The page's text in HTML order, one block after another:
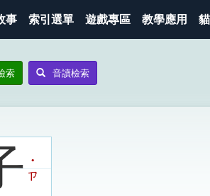
事 索引選單 遊戲專區 教學應用
索 音讀檢索
˙
ㄗ